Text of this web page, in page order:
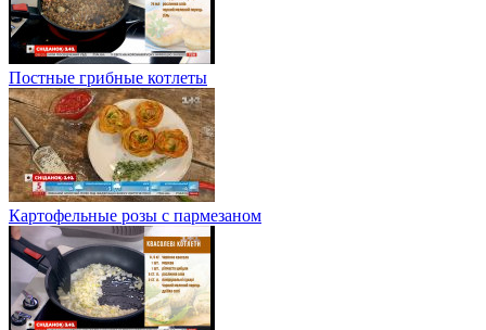
Постные грибные котлеты
Картофельные розы с пармезаном